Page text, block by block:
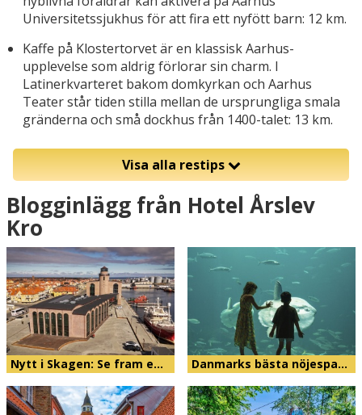
Universitetssjukhus för att fira ett nyfött barn: 12 km.
Kaffe på Klostertorvet är en klassisk Aarhus-
upplevelse som aldrig förlorar sin charm. I
Latinerkvarteret bakom domkyrkan och Aarhus
Teater står tiden stilla mellan de ursprungliga smala
gränderna och små dockhus från 1400-talet: 13 km.
Visa alla restips
Blogginlägg från Hotel Årslev
Kro
Nytt i Skagen: Se fram e… Danmarks bästa nöjespa…